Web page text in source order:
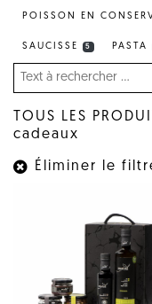
POISSON EN
SAUCISSE 5 PASTA
TOUS LES
cadeaux
Éliminer le